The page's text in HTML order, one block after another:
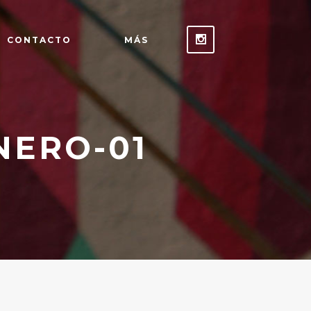
CONTACTO MÁS
01